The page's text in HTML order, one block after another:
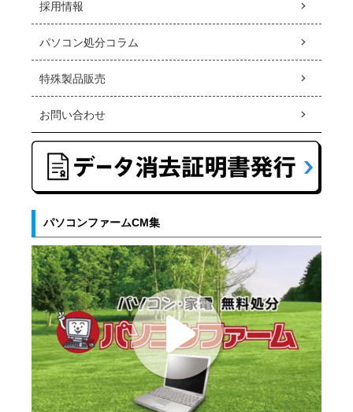
採用情報
パソコン処分コラム
特殊製品販売
お問い合わせ
パソコンファームCM集